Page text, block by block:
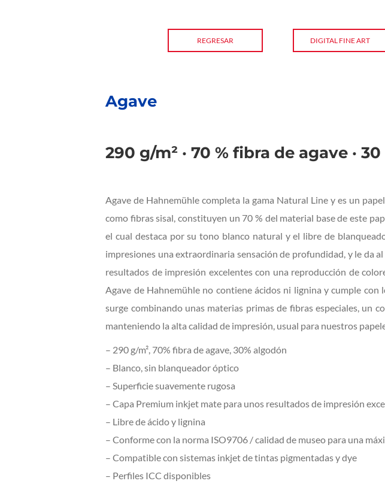
REGRESAR DIGITAL FINE ART
Agave
290 g/m² · 70 % fibra de agave ·
Agave de Hahnemühle completa la gama Natural Line y es un
como fibras sisal, constituyen un 70 % del material base de este
el cual destaca por su tono blanco natural y el libre de
impresiones una extraordinaria sensación de profundidad, y le da
resultados de impresión excelentes con una reproducción de
Agave de Hahnemühle no contiene ácidos ni lignina y cumple
surge combinando unas materias primas de fibras especiales, un
manteniendo la alta calidad de impresión, usual para nuestros
– 290 g/m², 70% fibra de agave, 30% algodón
– Blanco, sin blanqueador óptico
– Superficie suavemente rugosa
– Capa Premium inkjet mate para unos resultados de impresión
– Libre de ácido y lignina
– Conforme con la norma ISO9706 / calidad de museo para una
– Compatible con sistemas inkjet de tintas pigmentadas y dye
– Perfiles ICC disponibles